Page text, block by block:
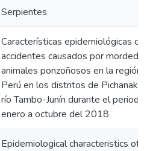
Serpientes
Características epidemiológicas
accidentes causados por
animales ponzoñosos en la región
Perú en los distritos de Pichanaki,
río Tambo-Junín durante el
enero a octubre del 2018
Epidemiological characteristics of